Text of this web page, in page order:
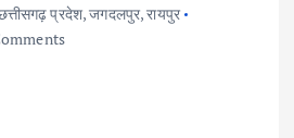
प्रदेश,जगदलपुर,रायपुर